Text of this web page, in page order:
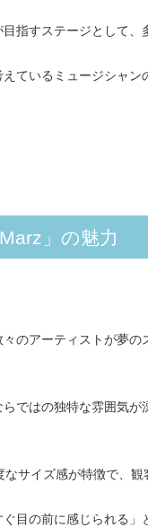
指すステージとして、
ているミュージシャ
」の魅力
のアーティストが夢
ではの独特な雰囲気
サイズ感が特徴で、観
目の前に感じられる